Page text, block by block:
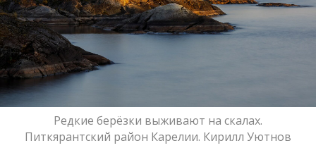
Редкие берёзки выживают на скалах.
Питкярантский район Карелии. Кирилл Уютнов